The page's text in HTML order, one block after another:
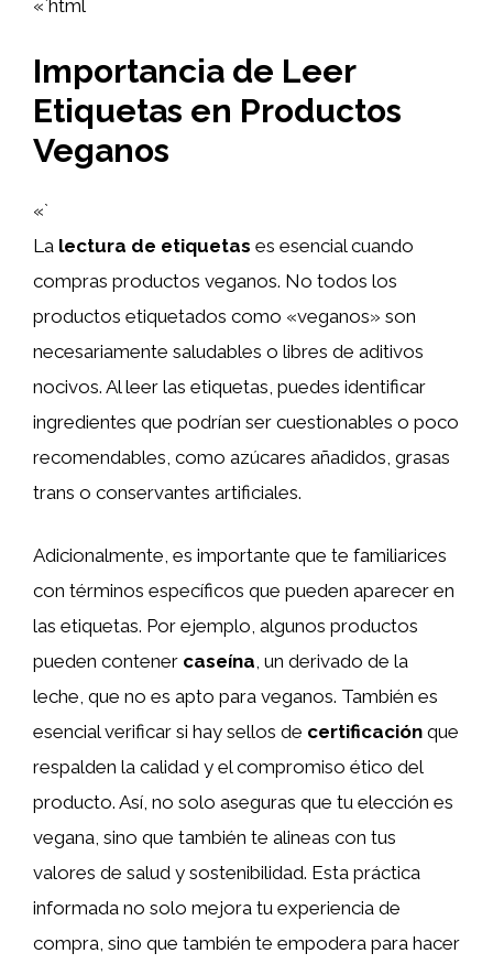
«`html
Importancia de Leer
Etiquetas en Productos
Veganos
«`
La lectura de etiquetas es esencial cuando
compras productos veganos. No todos los
productos etiquetados como «veganos» son
necesariamente saludables o libres de aditivos
nocivos. Al leer las etiquetas, puedes identificar
ingredientes que podrían ser cuestionables o poco
recomendables, como azúcares añadidos, grasas
trans o conservantes artificiales.
Adicionalmente, es importante que te familiarices
con términos específicos que pueden aparecer en
las etiquetas. Por ejemplo, algunos productos
pueden contener caseína, un derivado de la
leche, que no es apto para veganos. También es
esencial verificar si hay sellos de certificación que
respalden la calidad y el compromiso ético del
producto. Así, no solo aseguras que tu elección es
vegana, sino que también te alineas con tus
valores de salud y sostenibilidad. Esta práctica
informada no solo mejora tu experiencia de
compra, sino que también te empodera para hacer